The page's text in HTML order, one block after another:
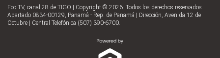
Eco TV, canal 28 de TIGO | Copyright © 2026. Todos los derechos reservados
Apartado 0834-00129, Panamá - Rep. de Panamá | Dirección, Avenida 12 de
Octubre | Central Telefónica (507) 390-6700.